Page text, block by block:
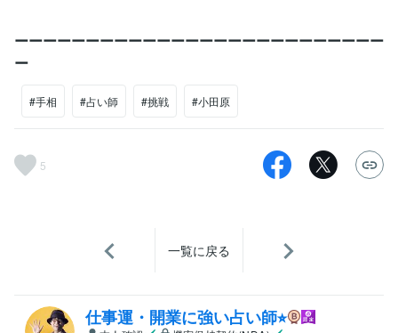
ーーーーーーーーーーーーーーーーーーーーーーーーーー
ー
#手相 #占い師 #挑戦 #小田原
5
一覧に戻る
仕事運・開業に強い占い師⭐︎